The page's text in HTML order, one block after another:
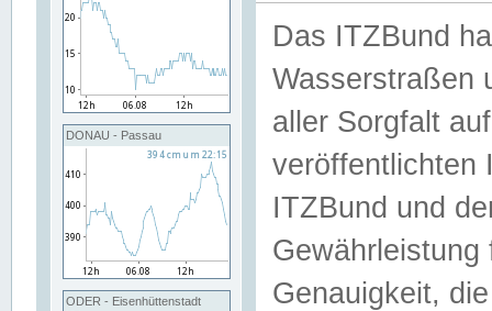
DONAU - Passau
ODER - Eisenhüttenstadt
Das ITZBund
Wasserstraßen
aller Sorgfalt
veröffentlichten
ITZBund und
Genauigkeit,